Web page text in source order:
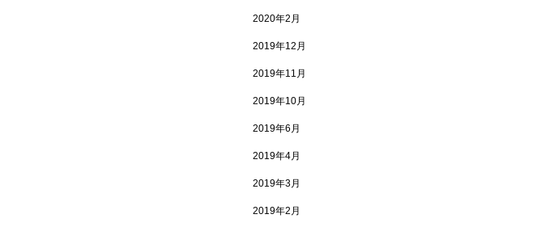
2020年2月
2019年12月
2019年11月
2019年10月
2019年6月
2019年4月
2019年3月
2019年2月